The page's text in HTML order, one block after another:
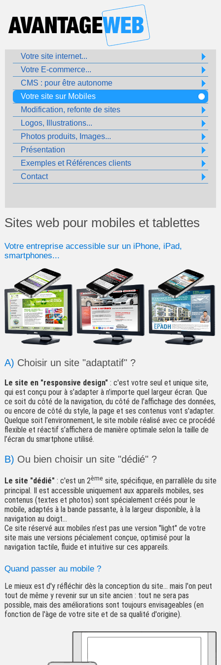
Votre site internet...
Votre E-commerce...
CMS : pour être autonome
Votre site sur Mobiles
Modification, refonte de sites
Logos, Illustrations...
Photos produits, Images...
Présentation
Exemples et Références clients
Contact
Sites web pour mobiles et tablettes
Votre entreprise accessible sur un iPhone, iPad,
smartphones...
A) Choisir un site "adaptatif" ?
Le site en "responsive design" : c'est votre seul et unique site,
qui est conçu pour à s’adapter à n’importe quel largeur écran. Que
ce soit du côté de la navigation, du côté de l’affichage des données,
ou encore de côté du style, la page et ses contenus vont s'adapter.
Quelque soit l’environnement, le site mobile réalisé avec ce procédé
flexible et réactif s’affichera de manière optimale selon la taille de
l’écran du smartphone utilisé.
B) Ou bien choisir un site "dédié" ?
Le site "dédié" : c'est un 2ème site, spécifique, en parrallèle du site
principal. Il est accessible uniquement aux appareils mobiles, ses
contenus (textes et photos) sont spécialement créés pour le
mobile, adaptés à la bande passante, à la largeur disponible, à la
navigation au doigt...
Ce site réservé aux mobiles n’est pas une version "light" de votre
site mais une versions pécialement conçue, optimisé pour la
navigation tactile, fluide et intuitive sur ces appareils.
Quand passer au mobile ?
Le mieux est d'y réfléchir dès la conception du site... mais l'on peut
tout de même y revenir sur un site ancien : tout ne sera pas
possible, mais des améliorations sont toujours envisageables (en
fonction de l'àge de votre site et de sa qualité d'origine).